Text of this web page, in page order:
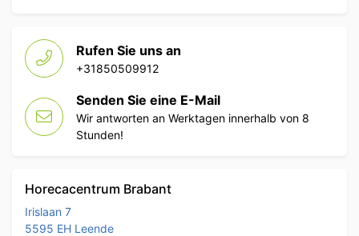
Rufen Sie uns an
+31850509912
Senden Sie eine E-Mail
Wir antworten an Werktagen innerhalb von 8
Stunden!
Horecacentrum Brabant
Irislaan 7
5595 EH Leende